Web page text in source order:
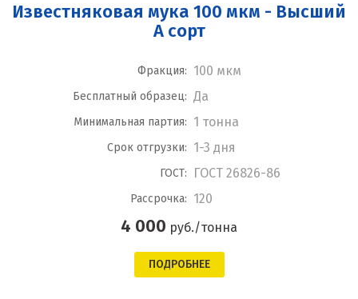
Известняковая мука 100 мкм - Высший
А сорт
Фракция: 100 мкм
Бесплатный образец: Да
Минимальная партия: 1 тонна
Срок отгрузки: 1-3 дня
ГОСТ: ГОСТ 26826-86
Рассрочка: 120
4 000 руб./тонна
ПОДРОБНЕЕ